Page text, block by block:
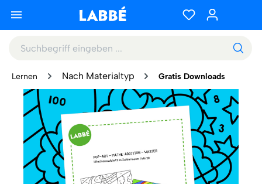
Lernen Nach Materialtyp Gratis Downloads